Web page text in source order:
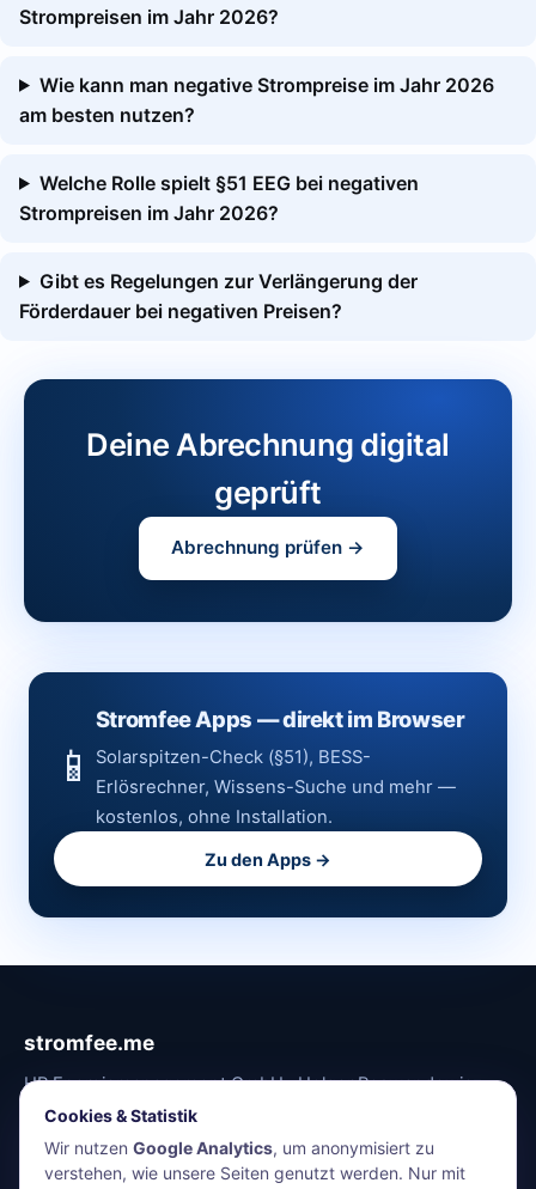
Strompreisen im Jahr 2026?
Wie kann man negative Strompreise im Jahr 2026
am besten nutzen?
Welche Rolle spielt §51 EEG bei negativen
Strompreisen im Jahr 2026?
Gibt es Regelungen zur Verlängerung der
Förderdauer bei negativen Preisen?
Deine Abrechnung digital
geprüft
Abrechnung prüfen →
📱
Stromfee Apps — direkt im Browser
Solarspitzen-Check (§51), BESS-
Erlösrechner, Wissens-Suche und mehr —
kostenlos, ohne Installation.
Zu den Apps →
stromfee.me
HR Energiemanagement GmbH · Holger Roswandowicz
Bünde, Deutschland · 05223-4921030 · hr@stromfee.ai
Apps
Energiemonitoring Netzanalyse Über uns
ImpressumAGBDatenschutz
Cookies & Statistik
Wir nutzen Google Analytics, um anonymisiert zu
verstehen, wie unsere Seiten genutzt werden. Nur mit